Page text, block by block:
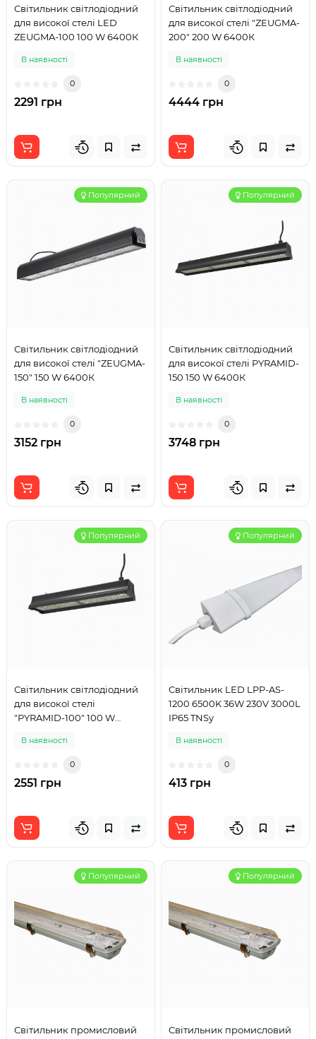
Світильник світлодіодний
для високої стелі LED
ZEUGMA-100 100 W 6400К
В наявності
0
2291 грн
Світильник світлодіодний
для високої стелі "ZEUGMA-
200" 200 W 6400К
В наявності
0
4444 грн
Популярний
Світильник світлодіодний
для високої стелі "ZEUGMA-
150" 150 W 6400К
В наявності
0
3152 грн
Популярний
Світильник світлодіодний
для високої стелі PYRAMID-
150 150 W 6400К
В наявності
0
3748 грн
Популярний
Світильник світлодіодний
для високої стелі
"PYRAMID-100" 100 W
В наявності
0
2551 грн
Популярний
Світильник LED LPP-AS-
1200 6500K 36W 230V 3000L
IP65 TNSy
В наявності
0
413 грн
Популярний
Світильник промисловий
Популярний
Світильник промисловий